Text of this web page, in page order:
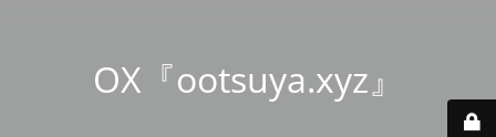
OX『ootsuya.xyz』